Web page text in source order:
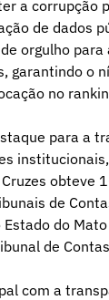
a corrupção
de dados
orgulho para
garantindo o
no
para a
obteve
de
do
de
com a